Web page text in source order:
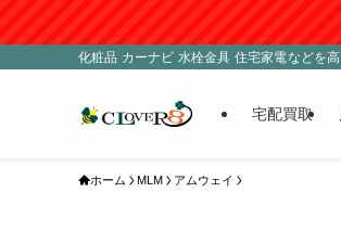
■臨時休業
化粧品 カーナビ 水栓金具 住宅家電などを
宅配買取
ホーム MLM アムウェイ